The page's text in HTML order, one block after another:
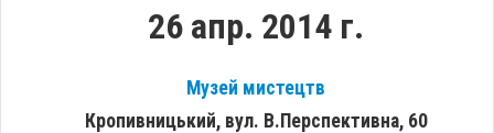
26 апр. 2014 г.
Музей мистецтв
Кропивницький, вул. В.Перспективна, 60